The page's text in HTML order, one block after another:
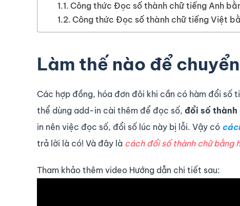
Công thức Đọc số thành chữ tiếng Anh
Công thức Đọc số thành chữ tiếng Việt
Làm thế nào để
Các hợp đồng, hóa đơn đôi khi cần có hàm đổi số
thể dùng add-in cài thêm để đọc số, đổi số thành
in nên việc đọc số, đổi số lúc này bị lỗi. Vậy có
trả lời là có! Và đây là cách đổi số thành chữ bằng
Tham khảo thêm video Hướng dẫn chi tiết sau: